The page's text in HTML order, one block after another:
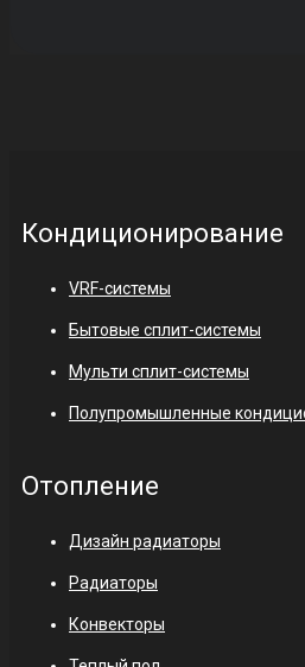
Кондиционирование
VRF-системы
Бытовые сплит-системы
Мульти сплит-системы
Полупромышленные
Отопление
Дизайн радиаторы
Радиаторы
Конвекторы